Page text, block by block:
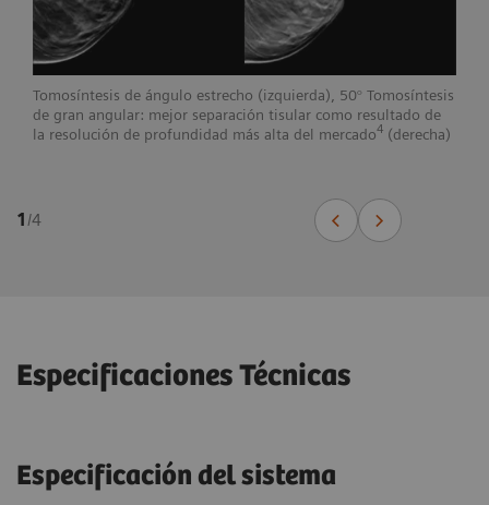
Tomosíntesis de ángulo estrecho (izquierda), 50° Tomosíntesis
de gran angular: mejor separación tisular como resultado de
la resolución de profundidad más alta del mercado4 (derecha)
1/4
Especificaciones Técnicas
Especificación del sistema